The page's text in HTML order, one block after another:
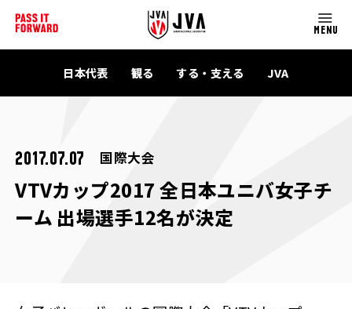
MENU
日本代表 観る する・支える JVA
2017.07.07 国際大会
VTVカップ2017 全日本ユニバ女子チ
ーム 出場選手12名が決定